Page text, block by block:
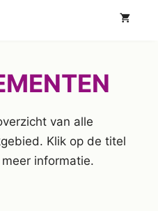
van alle
Klik op de titel
informatie.